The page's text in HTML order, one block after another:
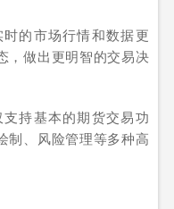
的市场行情和数据更
，做出更明智的交易决
持基本的期货交易功
制、风险管理等多种高